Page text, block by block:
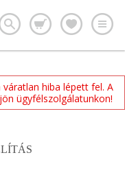
hiba lépett fel. A
ügyfélszolgálatunkon!